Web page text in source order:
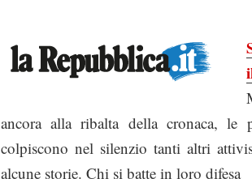
ancora alla ribalta della cronaca, le
colpiscono nel silenzio tanti altri
alcune storie. Chi si batte in loro difesa